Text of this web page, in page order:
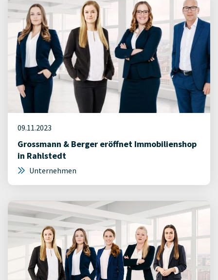
09.11.2023
Grossmann & Berger eröffnet Immobilienshop
in Rahlstedt
Unternehmen